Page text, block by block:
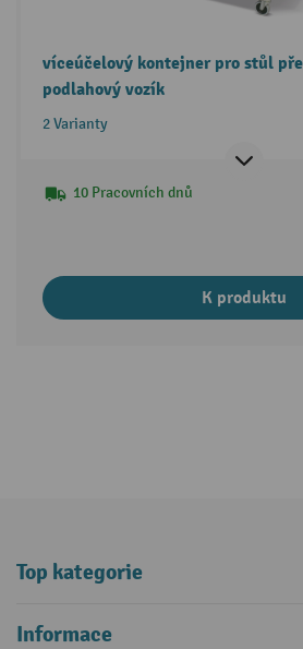
víceúčelový kontejner pro stůl
podlahový vozík
2 Varianty
10 Pracovních dnů
K produktu
Top kategorie
Informace